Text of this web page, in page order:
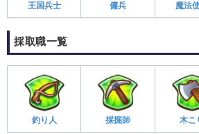
王国兵士 傭兵 魔法
採取職一覧
釣り人 採掘師 木こ